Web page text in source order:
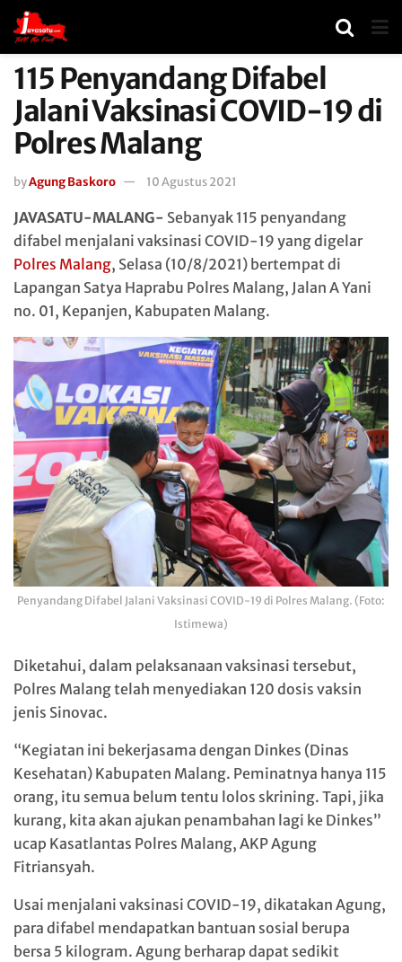
115 Penyandang Difabel
Jalani Vaksinasi COVID-19 di
Polres Malang
byAgung Baskoro 10 Agustus 2021
JAVASATU-MALANG- Sebanyak 115 penyandang
difabel menjalani vaksinasi COVID-19 yang digelar
Polres Malang, Selasa (10/8/2021) bertempat di
Lapangan Satya Haprabu Polres Malang, Jalan A Yani
no. 01, Kepanjen, Kabupaten Malang.
Penyandang Difabel Jalani Vaksinasi COVID-19 di Polres Malang. (Foto:
Istimewa)
Diketahui, dalam pelaksanaan vaksinasi tersebut,
Polres Malang telah menyediakan 120 dosis vaksin
jenis Sinovac.
“Kegiatan ini bekerjasama dengan Dinkes (Dinas
Kesehatan) Kabupaten Malang. Peminatnya hanya 115
orang, itu semua belum tentu lolos skrining. Tapi, jika
kurang, kita akan ajukan penambahan lagi ke Dinkes”
ucap Kasatlantas Polres Malang, AKP Agung
Fitriansyah.
Usai menjalani vaksinasi COVID-19, dikatakan Agung,
para difabel mendapatkan bantuan sosial berupa
bersa 5 kilogram. Agung berharap dapat sedikit